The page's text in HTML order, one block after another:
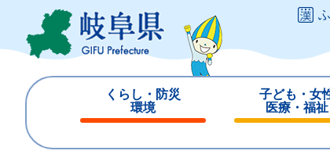
ジ
ュ
くらし・防災
環境
じ
子ども・女
医療・福祉
じ